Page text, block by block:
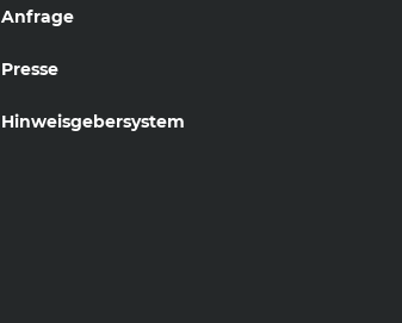
Anfrage
Presse
Hinweisgebersystem